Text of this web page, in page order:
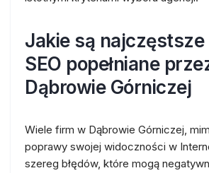
Jakie są najczęstsze
SEO popełniane
Dąbrowie Górniczej
Wiele firm w Dąbrowie Górniczej,
poprawy swojej widoczności w
szereg błędów, które mogą